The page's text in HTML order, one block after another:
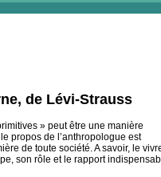
de Lévi-Strauss
» peut être une manière
propos de l’anthropologue est
de toute société. A savoir, le
son rôle et le rapport